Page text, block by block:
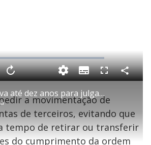
P
l
Justiça leva até dez anos para julgar homicídios e casos prescrevem no Brasil
A
n
ç
a
1
s
e
u
S
u
b
i
t
l
s
F
s
c
e
n
C
o
i
l
a
a movimentação de
de terceiros, evitando que
tempo de retirar ou transferir
do cumprimento da ordem